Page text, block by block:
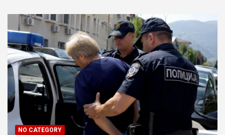
NO CATEGORY